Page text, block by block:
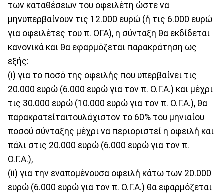
των καταθέσεων του οφειλέτη ώστε να
μηνυπερβαίνουν τις 12.000 ευρώ (ή τις 6.000 ευρώ
για οφειλέτες του π. ΟΓΑ), η σύνταξη θα εκδίδεται
κανονικά και θα εφαρμόζεται παρακράτηση ως
εξής:
(i) για το ποσό της οφειλής που υπερβαίνει τις
20.000 ευρώ (6.000 ευρώ για τον π. Ο.Γ.Α.) και μέχρι
τις 30.000 ευρώ (10.000 ευρώ για τον π. Ο.Γ.Α.), θα
παρακρατείταιτουλάχιστον το 60% του μηνιαίου
ποσού σύνταξης μέχρι να περιοριστεί η οφειλή και
πάλι στις 20.000 ευρώ (6.000 ευρώ για τον π.
Ο.Γ.Α.),
(ii) για την εναπομένουσα οφειλή κάτω των 20.000
ευρώ (6.000 ευρώ για τον π. Ο.Γ.Α.) θα εφαρμόζεται